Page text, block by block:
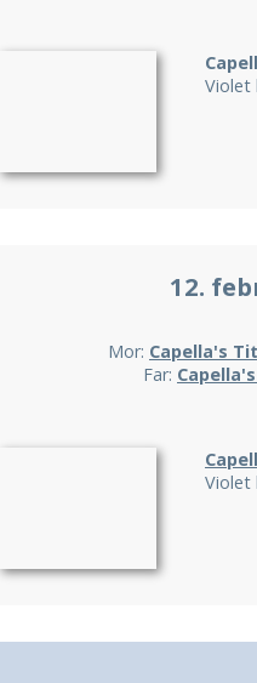
Violet
12.
Mor: Capella's
Far:
Violet